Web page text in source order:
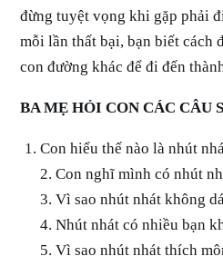
đừng tuyệt vọng khi gặp phải
mỗi lần thất bại, bạn biết cách
con đường khác để đi đến
BA MẸ HỎI CON CÁC CÂU
Con hiểu thế nào là nhút
2. Con nghĩ mình có nhút
3. Vì sao nhút nhát không
4. Nhút nhát có nhiều bạn
5. Vì sao nhút nhát thích